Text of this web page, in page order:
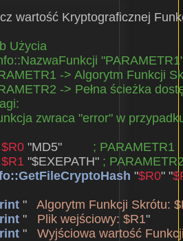
wartość Kryptograficznej
Użycia
-> Algorytm Funkcji
-> Pełna ścieżka
zwraca "error" w
$R0 "MD5" ; PARAMETR1
$R1 "$EXEPATH" ;
"$R0" "
" Algorytm Funkcji Skrótu:
" Plik wejściowy: $R1"
" Wyjściowa wartość